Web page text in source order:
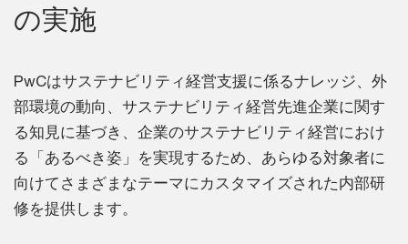
の実施
PwCはサステナビリティ経営支援に係るナレッジ、外
部環境の動向、サステナビリティ経営先進企業に関す
る知見に基づき、企業のサステナビリティ経営におけ
る「あるべき姿」を実現するため、あらゆる対象者に
向けてさまざまなテーマにカスタマイズされた内部研
修を提供します。